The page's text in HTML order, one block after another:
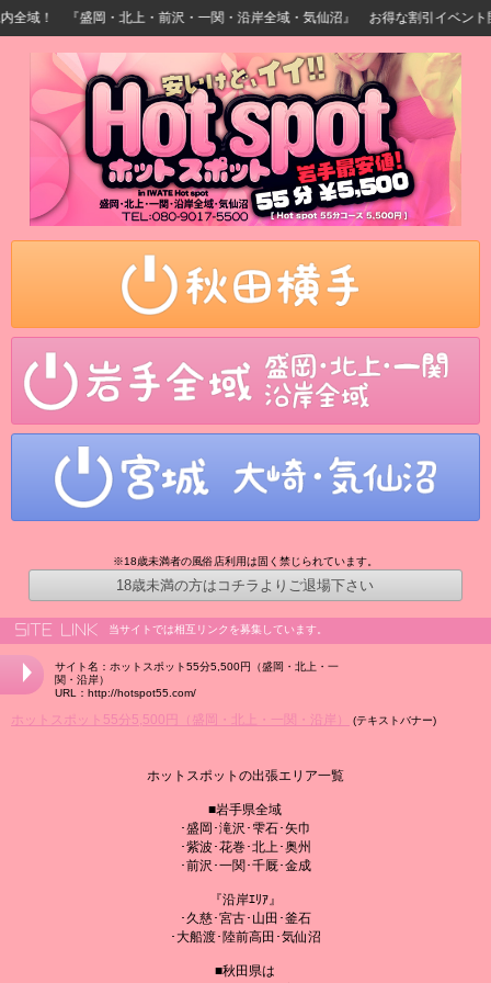
域！ 『盛岡・北上・前沢・一関・沿岸全域・気仙沼』 お得な割引イベント
※18歳未満者の風俗店利用は固く禁じられています。
18歳未満の方はコチラよりご退場下さい
当サイトでは相互リンクを募集しています。
サイト名：ホットスポット55分5,500円（盛岡・北上・一
関・沿岸）
URL：http://hotspot55.com/
ホットスポット55分5,500円（盛岡・北上・一関・沿岸） (テキストバナー)
ホットスポットの出張エリア一覧
■岩手県全域
･盛岡･滝沢･雫石･矢巾
･紫波･花巻･北上･奥州
･前沢･一関･千厩･金成
『沿岸ｴﾘｱ』
･久慈･宮古･山田･釜石
･大船渡･陸前高田･気仙沼
■秋田県は